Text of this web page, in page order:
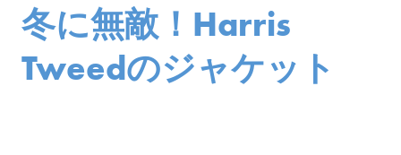
冬に無敵！Harris
Tweedのジャケット